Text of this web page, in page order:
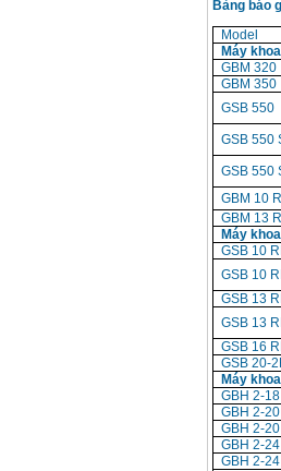
Bảng báo
Model
Máy
GBM 320
GBM 350
GSB 550
GSB 550
GSB 550
GBM 10
GBM 13
Máy
GSB 10
GSB 10
GSB 13
GSB 13
GSB 16
GSB 20-
Máy
GBH 2-
GBH 2-
GBH 2-
GBH 2-
GBH 2-